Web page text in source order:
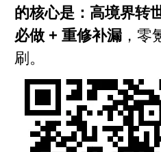
的核心是：高境界转
必做 + 重修补漏 ，零
刷。